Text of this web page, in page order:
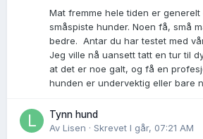
Mat fremme hele tiden er
småspiste hunder. Noen få, små
bedre. Antar du har testet med
Jeg ville nå uansett tatt en tur til
at det er noe galt, og få en
hunden er undervektig eller bare
Tynn hund
Av Lisen · Skrevet I går, 07:21 AM